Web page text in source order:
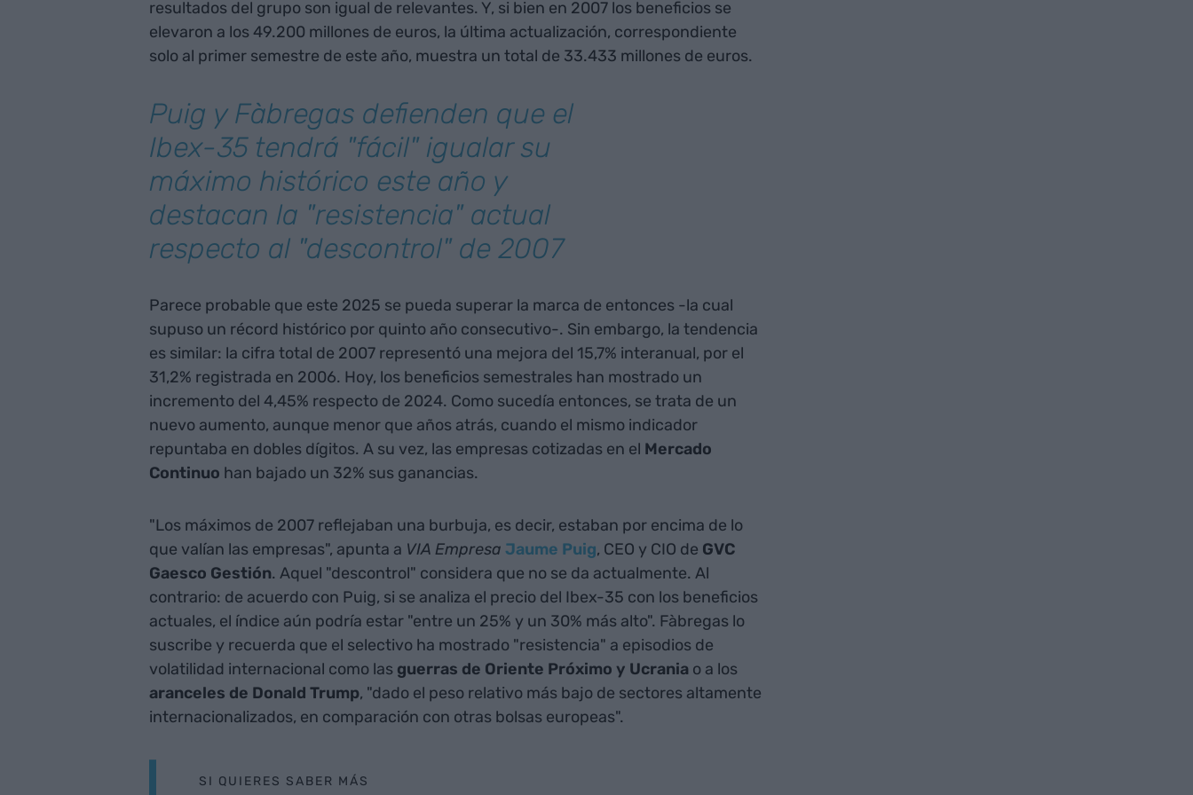
resultados del grupo son igual de relevantes. Y, si bien en 2007 los beneficios se
elevaron a los 49.200 millones de euros, la última actualización, correspondiente
solo al primer semestre de este año, muestra un total de 33.433 millones de euros.
Puig y Fàbregas defienden que el
Ibex-35 tendrá "fácil" igualar su
máximo histórico este año y
destacan la "resistencia" actual
respecto al "descontrol" de 2007
Parece probable que este 2025 se pueda superar la marca de entonces -la cual
supuso un récord histórico por quinto año consecutivo-. Sin embargo, la tendencia
es similar: la cifra total de 2007 representó una mejora del 15,7% interanual, por el
31,2% registrada en 2006. Hoy, los beneficios semestrales han mostrado un
incremento del 4,45% respecto de 2024. Como sucedía entonces, se trata de un
nuevo aumento, aunque menor que años atrás, cuando el mismo indicador
repuntaba en dobles dígitos. A su vez, las empresas cotizadas en el Mercado
Continuo han bajado un 32% sus ganancias.
"Los máximos de 2007 reflejaban una burbuja, es decir, estaban por encima de lo
que valían las empresas", apunta a VIA Empresa Jaume Puig, CEO y CIO de GVC
Gaesco Gestión. Aquel "descontrol" considera que no se da actualmente. Al
contrario: de acuerdo con Puig, si se analiza el precio del Ibex-35 con los beneficios
actuales, el índice aún podría estar "entre un 25% y un 30% más alto". Fàbregas lo
suscribe y recuerda que el selectivo ha mostrado "resistencia" a episodios de
volatilidad internacional como las guerras de Oriente Próximo y Ucraniao a los
aranceles de Donald Trump, "dado el peso relativo más bajo de sectores altamente
internacionalizados, en comparación con otras bolsas europeas".
SI QUIERES SABER MÁS